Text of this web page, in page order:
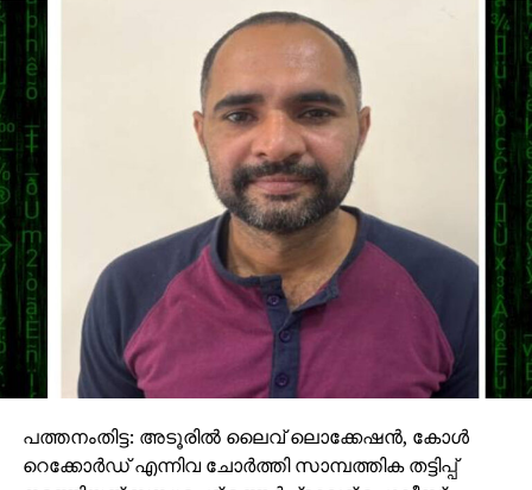
പത്തനംതിട്ട: അടൂരില്‍ ലൈവ് ലൊക്കേഷന്‍, കോള്‍
റെക്കോര്‍ഡ് എന്നിവ ചോര്‍ത്തി സാമ്പത്തിക തട്ടിപ്പ്